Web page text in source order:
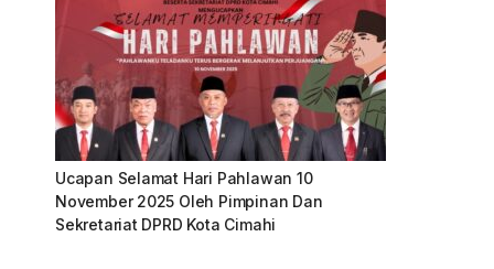
Ucapan Selamat Hari Pahlawan 10
November 2025 Oleh Pimpinan Dan
Sekretariat DPRD Kota Cimahi